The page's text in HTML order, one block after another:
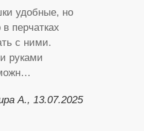
удобные, но
в перчатках
с ними.
руками
А., 13.07.2025